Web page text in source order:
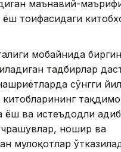
маънавий-
ёш тоифасидаги
мобайнида
тадбирлар
сўнгги
китобларининг
ёш ва истеъдодли
ношир ва
мулоқотлар